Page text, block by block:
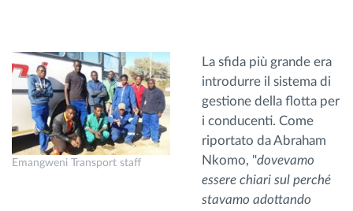
Emangweni Transport staff
La sfida più grande era
introdurre il sistema di
gestione della flotta per
i conducenti. Come
riportato da Abraham
Nkomo, "dovevamo
essere chiari sul perché
stavamo adottando